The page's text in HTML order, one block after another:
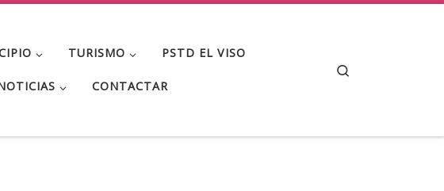
TURISMO PSTD EL VISO
CONTACTAR